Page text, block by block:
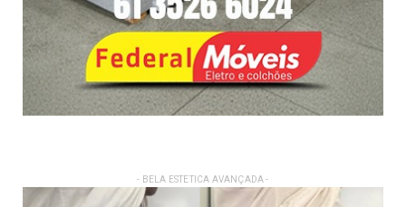
- BELA ESTETICA AVANÇADA -